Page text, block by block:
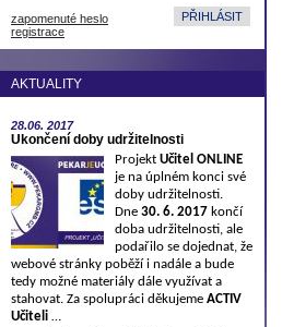
zapomenuté heslo
registrace
AKTUALITY
28.06. 2017
Ukončení doby udržitelnosti
Projekt Učitel ONLINE
je na úplném konci své
doby udržitelnosti.
Dne 30. 6. 2017 končí
doba udržitelnosti, ale
podařilo se dojednat, že
webové stránky poběží i nadále a bude
tedy možné materiály dále využívat a
stahovat. Za spolupráci děkujeme ACTIV
Učiteli …